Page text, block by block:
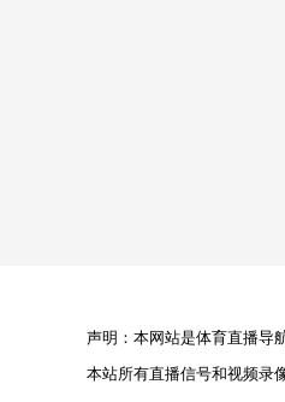
声明：本网站是体育直播导
本站所有直播信号和视频录